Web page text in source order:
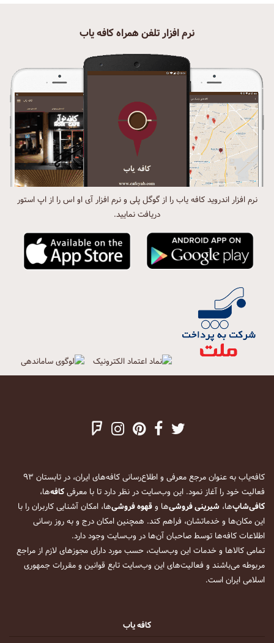
نرم افزار تلفن همراه کافه یاب
نرم افزار اندروید کافه یاب را از گوگل پلی و نرم افزار آی او اس را از اپ استور
دریافت نمایید.
کافه‌یاب به عنوان مرجع معرفی و اطلاع‌رسانی کافه‌های ایران، در تابستان ۹۳
فعالیت خود را آغاز نمود. این وب‌سایت در نظر دارد تا با معرفیکافه‌ها،
کافی‌شاپ‌ها، شیرینی فروشی‌ها وقهوه فروشی‌ها، امکان آشنایی کاربران را با
این مکان‌ها و خدماتشان، فراهم کند. همچنین امکان درج و به روز رسانی
اطلاعات کافه‌ها توسط صاحبان آن‌ها در وب‌سایت وجود دارد.
تمامی کالاها و خدمات این وب‌سایت، حسب مورد دارای مجوزهای لازم از مراجع
مربوطه می‌باشند و فعالیت‌های این وب‌سایت تابع قوانین و مقررات جمهوری
اسلامی ایران است.
کافه یاب